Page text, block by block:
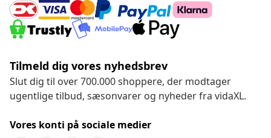
Tilmeld dig vores nyhedsbrev
Slut dig til over 700.000 shoppere, der modtager
ugentlige tilbud, sæsonvarer og nyheder fra vidaXL.
Vores konti på sociale medier